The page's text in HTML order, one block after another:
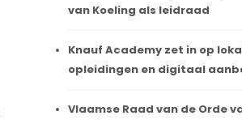
van Koeling als leidraad
Knauf Academy zet in op
opleidingen en digitaal
Vlaamse Raad van de Orde